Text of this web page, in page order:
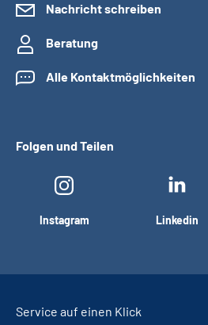
Nachricht schreiben
Beratung
Alle Kontaktmöglichkeiten
Folgen und Teilen
Instagram Linkedin
Service auf einen Klick